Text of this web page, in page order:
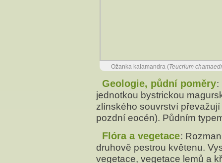
Ožanka kalamandra (Teucrium
Geologie, půdní poměry:
jednotkou bystrickou
zlínského souvrství
pozdní eocén). Půdním
Flóra a vegetace:
druhově pestrou květenu.
vegetace, vegetace lemů a